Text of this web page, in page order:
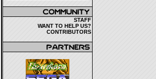
STAFF
WANT TO HELP US?
CONTRIBUTORS